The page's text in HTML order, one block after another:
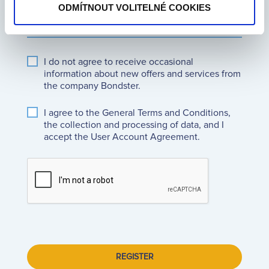
ODMÍTNOUT VOLITELNÉ COOKIES
I do not agree to receive occasional
information about new offers and services from
the company Bondster.
I agree to the General Terms and Conditions,
the collection and processing of data, and I
accept the User Account Agreement.
REGISTER